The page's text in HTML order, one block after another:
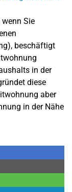
wenn Sie
beschäftigt
in der
diese
aber
in der Nähe